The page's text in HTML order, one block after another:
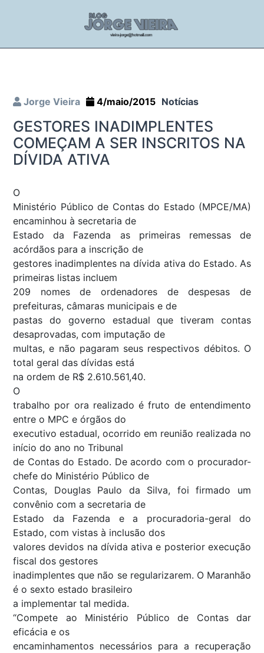
Jorge Vieira 4/maio/2015 Notícias
GESTORES INADIMPLENTES
COMEÇAM A SER INSCRITOS NA
DÍVIDA ATIVA
O
Ministério Público de Contas do Estado (MPCE/MA)
encaminhou à secretaria de
Estado da Fazenda as primeiras remessas de
acórdãos para a inscrição de
gestores inadimplentes na dívida ativa do Estado. As
primeiras listas incluem
209 nomes de ordenadores de despesas de
prefeituras, câmaras municipais e de
pastas do governo estadual que tiveram contas
desaprovadas, com imputação de
multas, e não pagaram seus respectivos débitos. O
total geral das dívidas está
na ordem de R$ 2.610.561,40.
O
trabalho por ora realizado é fruto de entendimento
entre o MPC e órgãos do
executivo estadual, ocorrido em reunião realizada no
início do ano no Tribunal
de Contas do Estado. De acordo com o procurador-
chefe do Ministério Público de
Contas, Douglas Paulo da Silva, foi firmado um
convênio com a secretaria de
Estado da Fazenda e a procuradoria-geral do
Estado, com vistas à inclusão dos
valores devidos na dívida ativa e posterior execução
fiscal dos gestores
inadimplentes que não se regularizarem. O Maranhão
é o sexto estado brasileiro
a implementar tal medida.
“Compete ao Ministério Público de Contas dar
eficácia e os
encaminhamentos necessários para a recuperação